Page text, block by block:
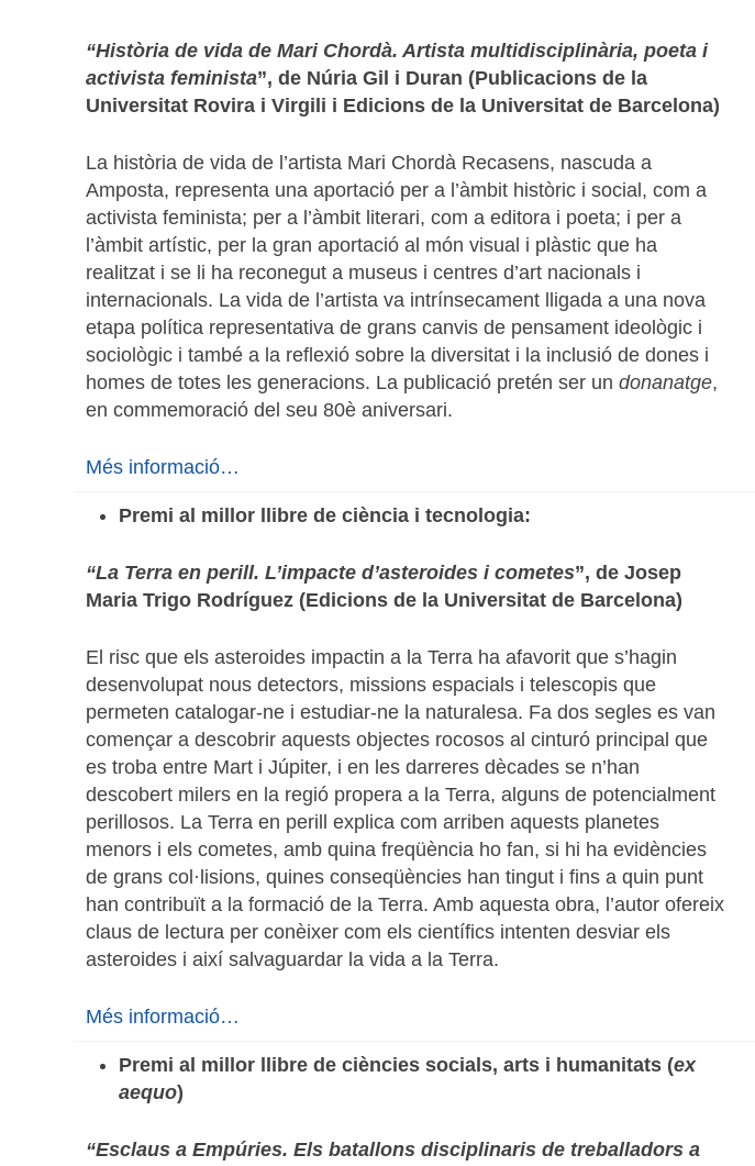
“Història de vida de Mari Chordà. Artista multidisciplinària, poeta i
activista feminista”, de Núria Gil i Duran (Publicacions de la
Universitat Rovira i Virgili i Edicions de la Universitat de Barcelona)
La història de vida de l’artista Mari Chordà Recasens, nascuda a
Amposta, representa una aportació per a l’àmbit històric i social, com a
activista feminista; per a l’àmbit literari, com a editora i poeta; i per a
l’àmbit artístic, per la gran aportació al món visual i plàstic que ha
realitzat i se li ha reconegut a museus i centres d’art nacionals i
internacionals. La vida de l’artista va intrínsecament lligada a una nova
etapa política representativa de grans canvis de pensament ideològic i
sociològic i també a la reflexió sobre la diversitat i la inclusió de dones i
homes de totes les generacions. La publicació pretén ser undonanatge,
en commemoració del seu 80è aniversari.
Més informació…
Premi al millor llibre de ciència i tecnologia:
“La Terra en perill. L’impacte d’asteroides i cometes”, de Josep
Maria Trigo Rodríguez (Edicions de la Universitat de Barcelona)
El risc que els asteroides impactin a la Terra ha afavorit que s’hagin
desenvolupat nous detectors, missions espacials i telescopis que
permeten catalogar-ne i estudiar-ne la naturalesa. Fa dos segles es van
començar a descobrir aquests objectes rocosos al cinturó principal que
es troba entre Mart i Júpiter, i en les darreres dècades se n’han
descobert milers en la regió propera a la Terra, alguns de potencialment
perillosos. La Terra en perill explica com arriben aquests planetes
menors i els cometes, amb quina freqüència ho fan, si hi ha evidències
de grans col·lisions, quines conseqüències han tingut i fins a quin punt
han contribuït a la formació de la Terra. Amb aquesta obra, l’autor ofereix
claus de lectura per conèixer com els científics intenten desviar els
asteroides i així salvaguardar la vida a la Terra.
Més informació…
Premi al millor llibre de ciències socials, arts i humanitats (ex
aequo)
“Esclaus a Empúries. Els batallons disciplinaris de treballadors a